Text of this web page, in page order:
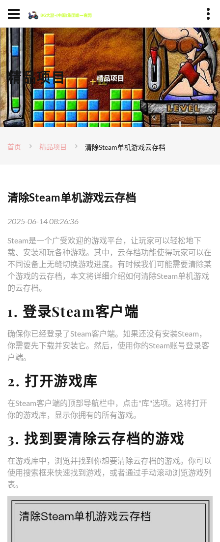
精品项目
首页 精品项目 清除Steam单机游戏云存档
清除Steam单机游戏云存档
2025-06-14 08:26:36
Steam是一个广受欢迎的游戏平台，让玩家可以轻松地下
载、安装和玩各种游戏。其中，云存档功能使得玩家可以在
不同设备上无缝切换游戏进度。有时候我们可能需要清除某
个游戏的云存档，本文将详细介绍如何清除Steam单机游戏
的云存档。
1. 登录Steam客户端
确保你已经登录了Steam客户端。如果还没有安装Steam，
你需要先下载并安装它。然后，使用你的Steam账号登录客
户端。
2. 打开游戏库
在Steam客户端的顶部导航栏中，点击"库"选项。这将打开
你的游戏库，显示你拥有的所有游戏。
3. 找到要清除云存档的游戏
在游戏库中，浏览并找到你想要清除云存档的游戏。你可以
使用搜索框来快速找到游戏，或者通过手动滚动浏览游戏列
表。